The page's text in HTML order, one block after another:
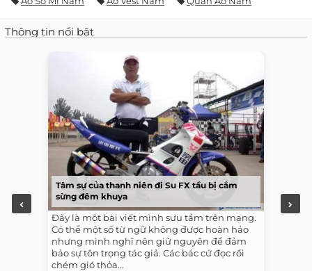
Thông tin nổi bật
Tâm sự của thanh niên đi Su FX tầu bị cắm
sừng đêm khuya
Đây là một bài viết mình sưu tầm trên mạng.
Có thể một số từ ngữ không được hoàn hảo
nhưng mình nghĩ nên giữ nguyên để đảm
bảo sự tôn trọng tác giả. Các bác cứ đọc rồi
chém gió thỏa...